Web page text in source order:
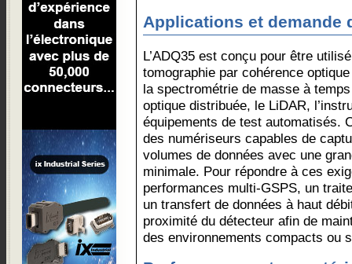
Applications et demande
L’ADQ35 est conçu pour être
tomographie par cohérence
la spectrométrie de masse à
optique distribuée, le LiDAR,
équipements de test automatisés.
des numériseurs capables de
volumes de données avec une
minimale. Pour répondre à ces
performances multi-GSPS, un
un transfert de données à haut
proximité du détecteur afin de
des environnements compacts ou